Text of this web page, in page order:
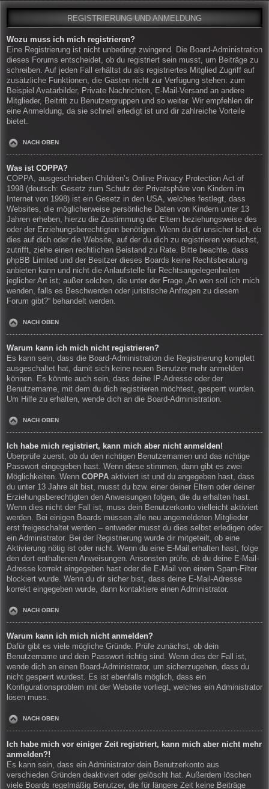
REGISTRIERUNG UND ANMELDUNG
Wozu muss ich mich registrieren?
Eine Registrierung ist nicht unbedingt zwingend. Die Board-Administration
dieses Forums entscheidet, ob du registriert sein musst, um Beiträge zu
schreiben. Auf jeden Fall erhältst du als registriertes Mitglied Zugriff auf
zusätzliche Funktionen, die Gästen nicht zur Verfügung stehen: zum
Beispiel Avatarbilder, Private Nachrichten, E-Mail-Versand an andere
Mitglieder, Beitritt zu Benutzergruppen und so weiter. Wir empfehlen dir
eine Anmeldung, da sie schnell erledigt ist und dir zahlreiche Vorteile
bietet.
NACH OBEN
Was ist COPPA?
COPPA, ausgeschrieben Children’s Online Privacy Protection Act of
1998 (deutsch: Gesetz zum Schutz der Privatsphäre von Kindern im
Internet von 1998) ist ein Gesetz in den USA, welches festlegt, dass
Websites, die möglicherweise persönliche Daten von Kindern unter 13
Jahren erheben, hierzu die Zustimmung der Eltern beziehungsweise des
oder der Erziehungsberechtigten benötigen. Wenn du dir unsicher bist, ob
dies auf dich oder die Website, auf der du dich zu registrieren versuchst,
zutrifft, ziehe einen rechtlichen Beistand zu Rate. Bitte beachte, dass
phpBB Limited und der Besitzer dieses Boards keine Rechtsberatung
anbieten kann und nicht die Anlaufstelle für Rechtsangelegenheiten
jeglicher Art ist; außer solchen, die unter der Frage „An wen soll ich mich
wenden, falls es Beschwerden oder juristische Anfragen zu diesem
Forum gibt?“ behandelt werden.
NACH OBEN
Warum kann ich mich nicht registrieren?
Es kann sein, dass die Board-Administration die Registrierung komplett
ausgeschaltet hat, damit sich keine neuen Benutzer mehr anmelden
können. Es könnte auch sein, dass deine IP-Adresse oder der
Benutzername, mit dem du dich registrieren möchtest, gesperrt wurden.
Um Hilfe zu erhalten, wende dich an die Board-Administration.
NACH OBEN
Ich habe mich registriert, kann mich aber nicht anmelden!
Überprüfe zuerst, ob du den richtigen Benutzernamen und das richtige
Passwort eingegeben hast. Wenn diese stimmen, dann gibt es zwei
Möglichkeiten. Wenn COPPA aktiviert ist und du angegeben hast, dass
du unter 13 Jahre alt bist, musst du bzw. einer deiner Eltern oder deiner
Erziehungsberechtigten den Anweisungen folgen, die du erhalten hast.
Wenn dies nicht der Fall ist, muss dein Benutzerkonto vielleicht aktiviert
werden. Bei einigen Boards müssen alle neu angemeldeten Mitglieder
erst freigeschaltet werden – entweder musst du dies selbst erledigen oder
ein Administrator. Bei der Registrierung wurde dir mitgeteilt, ob eine
Aktivierung nötig ist oder nicht. Wenn du eine E-Mail erhalten hast, folge
den dort enthaltenen Anweisungen. Ansonsten prüfe, ob du deine E-Mail-
Adresse korrekt eingegeben hast oder die E-Mail von einem Spam-Filter
blockiert wurde. Wenn du dir sicher bist, dass deine E-Mail-Adresse
korrekt eingegeben wurde, dann kontaktiere einen Administrator.
NACH OBEN
Warum kann ich mich nicht anmelden?
Dafür gibt es viele mögliche Gründe. Prüfe zunächst, ob dein
Benutzername und dein Passwort richtig sind. Wenn dies der Fall ist,
wende dich an einen Board-Administrator, um sicherzugehen, dass du
nicht gesperrt wurdest. Es ist ebenfalls möglich, dass ein
Konfigurationsproblem mit der Website vorliegt, welches ein Administrator
lösen muss.
NACH OBEN
Ich habe mich vor einiger Zeit registriert, kann mich aber nicht mehr
anmelden?!
Es kann sein, dass ein Administrator dein Benutzerkonto aus
verschieden Gründen deaktiviert oder gelöscht hat. Außerdem löschen
viele Boards regelmäßig Benutzer, die für längere Zeit keine Beiträge